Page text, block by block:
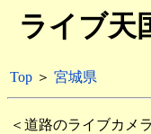
ライブ天
Top ＞ 宮城県
＜道路のライブカメ